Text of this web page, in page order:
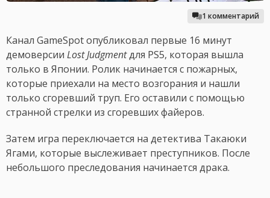
1 комментарий
Канал GameSpot опубликовал первые 16 минут
демоверсии Lost Judgmentдля PS5, которая вышла
только в Японии. Ролик начинается с пожарных,
которые приехали на место возгорания и нашли
только сгоревший труп. Его оставили с помощью
странной стрелки из сгоревших файеров.
Затем игра переключается на детектива Такаюки
Ягами, которые выслеживает преступников. После
небольшого преследования начинается драка.